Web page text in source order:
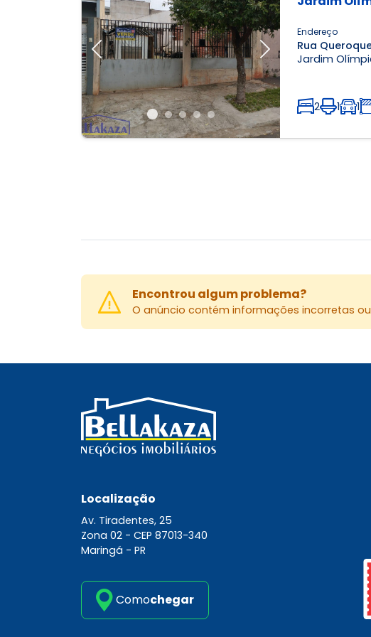
Previous Next
Endereço
Rua
Jardim
2 1 1
Encontrou algum problema?
O anúncio contém informações incorretas
Localização
Av. Tiradentes, 25
Zona 02 - CEP 87013-340
Maringá - PR
Comochegar